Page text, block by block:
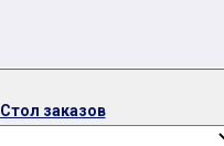
Стол заказов